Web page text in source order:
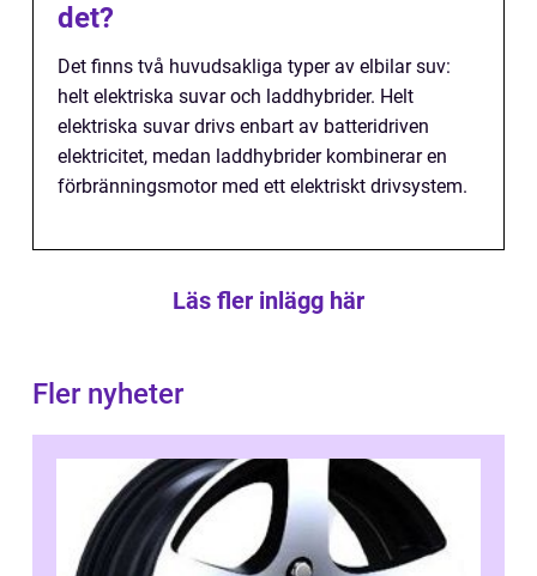
det?
Det finns två huvudsakliga typer av elbilar suv:
helt elektriska suvar och laddhybrider. Helt
elektriska suvar drivs enbart av batteridriven
elektricitet, medan laddhybrider kombinerar en
förbränningsmotor med ett elektriskt drivsystem.
Läs fler inlägg här
Fler nyheter